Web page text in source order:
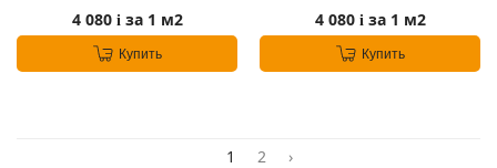
4 080 iза 1 м2
Купить
4 080 iза 1 м2
Купить
1 2 ›